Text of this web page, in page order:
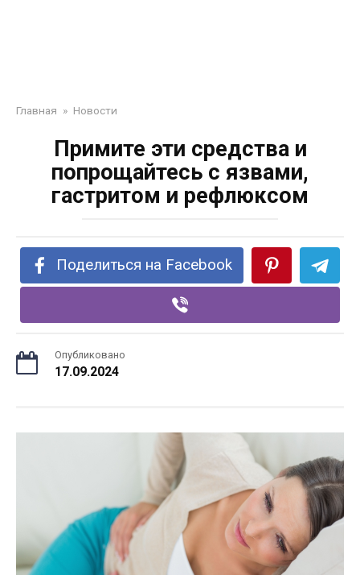
Главная » Новости
Примите эти средства и
попрощайтесь с язвами,
гастритом и рефлюксом
Поделиться на Facebook
Опубликовано
17.09.2024